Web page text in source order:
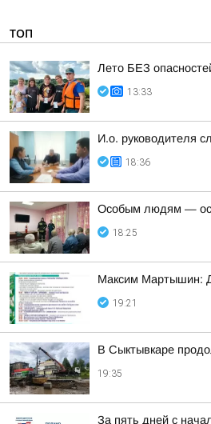
ТОП
Лето БЕЗ
13:33
И.о. руководителя
18:36
Особым людям —
18:25
Максим Мартышин:
19:21
В Сыктывкаре
19:35
За пять дней с